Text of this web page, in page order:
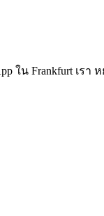
ใน Frankfurt